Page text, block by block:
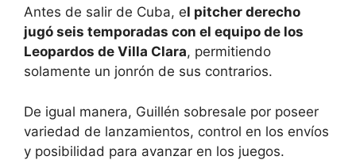
Antes de salir de Cuba, el pitcher derecho
jugó seis temporadas con el equipo de los
Leopardos de Villa Clara, permitiendo
solamente un jonrón de sus contrarios.
De igual manera, Guillén sobresale por poseer
variedad de lanzamientos, control en los envíos
y posibilidad para avanzar en los juegos.